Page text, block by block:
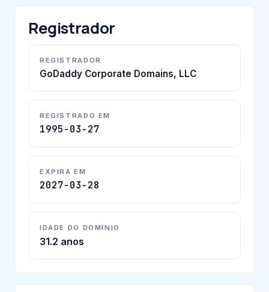
Registrador
REGISTRADOR
GoDaddy Corporate Domains, LLC
REGISTRADO EM
1995-03-27
EXPIRA EM
2027-03-28
IDADE DO DOMÍNIO
31.2 anos